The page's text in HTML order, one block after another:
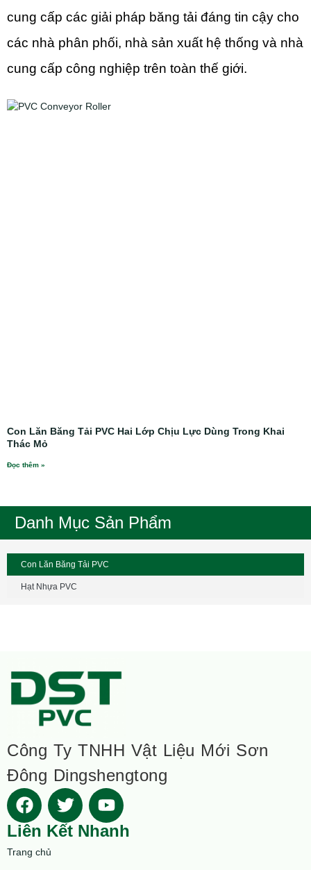
Danh Mục Sản Phẩm
Con Lăn Băng Tải PVC
Hạt Nhựa PVC
cung cấp các giải pháp băng tải đáng tin cậy cho
các nhà phân phối, nhà sản xuất hệ thống và nhà
cung cấp công nghiệp trên toàn thế giới.
Con Lăn Băng Tải PVC Hai Lớp Chịu Lực Dùng Trong Khai
Thác Mỏ
Đọc thêm »
Công Ty TNHH Vật Liệu Mới Sơn
Đông Dingshengtong
Liên Kết Nhanh
Trang chủ